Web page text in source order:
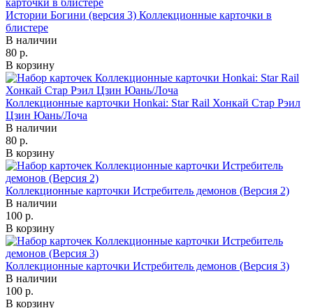
Истории Богини (версия 3) Коллекционные карточки в
блистере
В наличии
80 р.
В корзину
Коллекционные карточки Honkai: Star Rail Хонкай Стар Рэил
Цзин Юань/Лоча
В наличии
80 р.
В корзину
Коллекционные карточки Истребитель демонов (Версия 2)
В наличии
100 р.
В корзину
Коллекционные карточки Истребитель демонов (Версия 3)
В наличии
100 р.
В корзину